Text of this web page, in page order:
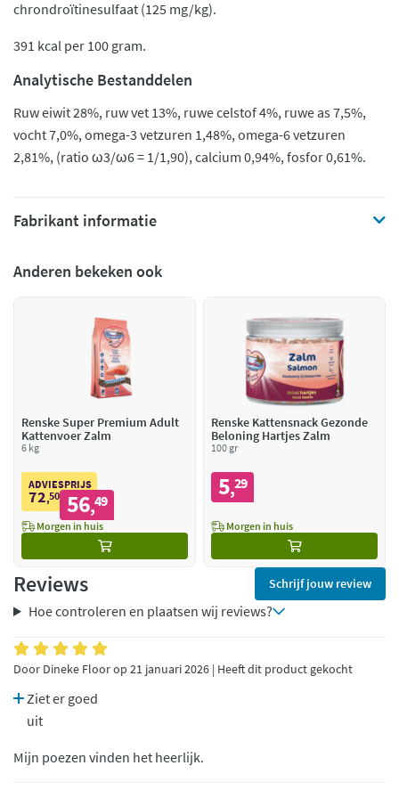
chrondroïtinesulfaat (125 mg/kg).
391 kcal per 100 gram.
Analytische Bestanddelen
Ruw eiwit 28%, ruw vet 13%, ruwe celstof 4%, ruwe as 7,5%,
vocht 7,0%, omega-3 vetzuren 1,48%, omega-6 vetzuren
2,81%, (ratio ω3/ω6 = 1/1,90), calcium 0,94%, fosfor 0,61%.
Fabrikant informatie
Anderen bekeken ook
Renske Super Premium Adult
Kattenvoer Zalm
6 kg
ADVIESPRIJS
72,50 56,49
Morgen in huis
Renske Kattensnack Gezonde
Beloning Hartjes Zalm
100 gr
5,29
Morgen in huis
Reviews Schrijf jouw review
Hoe controleren en plaatsen wij reviews?
Door Dineke Floor op 21 januari 2026 | Heeft dit product gekocht
Ziet er goed
uit
Mijn poezen vinden het heerlijk.